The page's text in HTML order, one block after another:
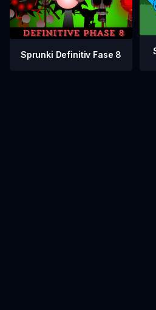
Sprunki Definitiv Fase 8